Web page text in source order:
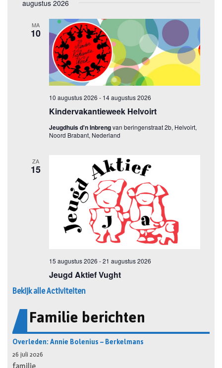
Bekijk alle Activiteiten
Familie berichten
Overleden: Annie Bolenius – Berkelmans
26 juli 2026